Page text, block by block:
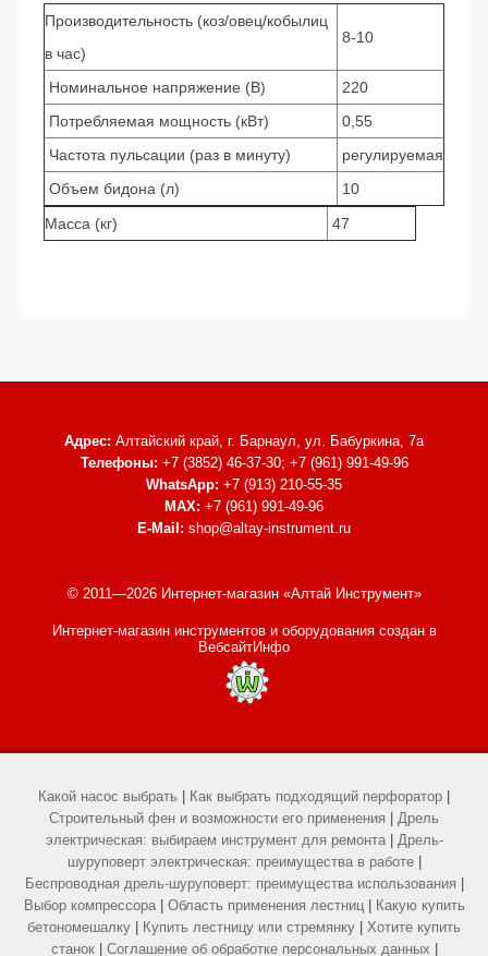
Производительность (коз/овец/кобылиц
в час)
8-10
Номинальное напряжение (В)
220
Потребляемая мощность (кВт)
0,55
Частота пульсации (раз в минуту)
регулируемая
Объем бидона (л)
10
Масса (кг)
47
Адрес: Алтайский край, г. Барнаул, ул. Бабуркина, 7а
Телефоны: +7 (3852) 46-37-30; +7 (961) 991-49-96
WhatsApp: +7 (913) 210-55-35
MAX: +7 (961) 991-49-96
E-Mail: shop@altay-instrument.ru
© 2011—2026 Интернет-магазин «Алтай Инструмент»
Интернет-магазин инструментов и оборудованиясоздан в
ВебсайтИнфо
Какой насос выбрать Как выбрать подходящий перфоратор
Строительный фен и возможности его применения
Дрель
электрическая: выбираем инструмент для ремонта| Дрель-
шуруповерт электрическая: преимущества в работе|
Беспроводная дрель-шуруповерт: преимущества использования
Выбор компрессора| Область применения лестниц|
Какую купить
бетономешалку
Купить лестницу или стремянку
Хотите купить
станок| Соглашение об обработке персональных данных